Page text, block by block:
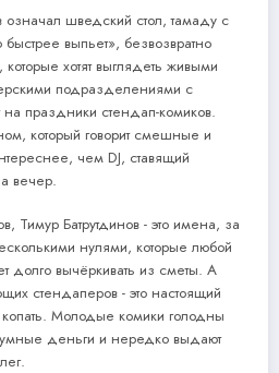
означал шведский стол, тамаду с
выпьет», безвозвратно
хотят выглядеть живыми
подразделениями с
на праздники стендап-комиков.
который говорит смешные и
чем DJ, ставящий
вечер.
Тимур Батрутдинов - это имена, за
нулями, которые любой
долго вычёркивать из сметы. А
стендаперов - это настоящий
Молодые комики голодны
деньги и нередко выдают